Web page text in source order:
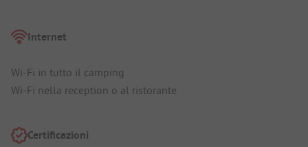
Internet
Wi-Fi in tutto il camping
Wi-Fi nella reception o al ristorante
Certificazioni